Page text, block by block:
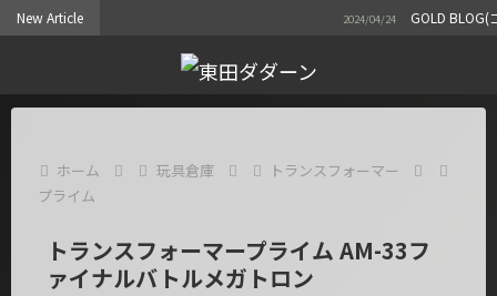
New Article 2024/04/24 GOLD BLOG(ゴール
ホーム 玩具倉庫
トランスフォーマー
プライム
トランスフォーマープライム AM-33フ
ァイナルバトルメガトロン